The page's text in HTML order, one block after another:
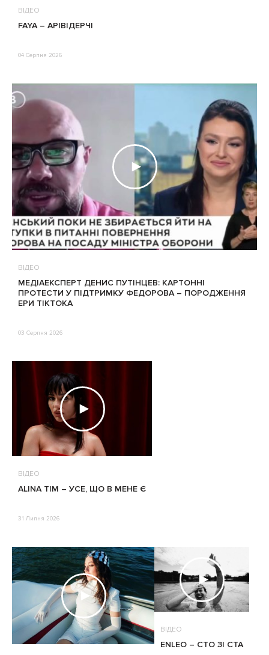
ВІДЕО
FAYA – АРІВІДЕРЧІ
04 Серпня 2026
ВІДЕО
МЕДІАЕКСПЕРТ ДЕНИС ПУТІНЦЕВ: КАРТОННІ
ПРОТЕСТИ У ПІДТРИМКУ ФЕДОРОВА – ПОРОДЖЕННЯ
ЕРИ ТІКТОКА
03 Серпня 2026
ВІДЕО
ALINA TIM – УСЕ, ЩО В МЕНЕ Є
31 Липня 2026
ВІДЕО
ENLEO – СТО ЗІ СТА